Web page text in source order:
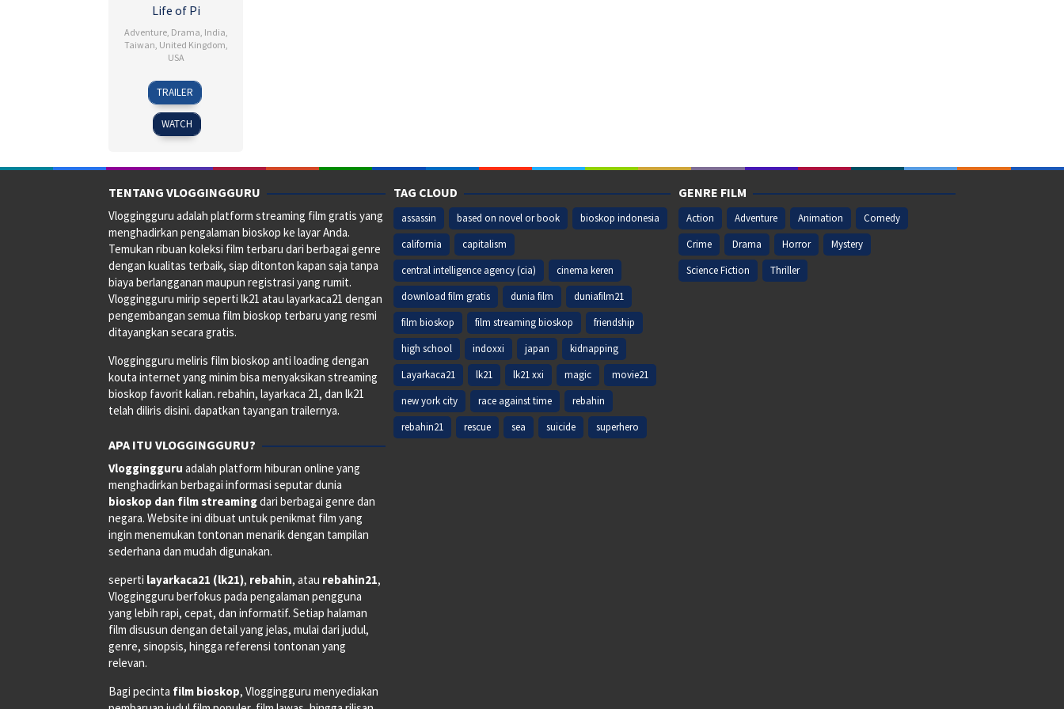
Life of Pi
Adventure, Drama, India,
Taiwan, United Kingdom,
USA
20
Nov
2012
Ang
Lee
TRAILER
WATCH
TENTANG VLOGGINGGURU
Vloggingguru adalah platform streaming film gratis yang
menghadirkan pengalaman bioskop ke layar Anda.
Temukan ribuan koleksi film terbaru dari berbagai genre
dengan kualitas terbaik, siap ditonton kapan saja tanpa
biaya berlangganan maupun registrasi yang rumit.
Vloggingguru mirip seperti lk21 atau layarkaca21 dengan
pengembangan semua film bioskop terbaru yang resmi
ditayangkan secara gratis.
Vloggingguru meliris film bioskop anti loading dengan
kouta internet yang minim bisa menyaksikan streaming
bioskop favorit kalian. rebahin, layarkaca 21, dan lk21
telah diliris disini. dapatkan tayangan trailernya.
APA ITU VLOGGINGGURU?
Vloggingguru adalah platform hiburan online yang
menghadirkan berbagai informasi seputar dunia
bioskop dan film streamingdari berbagai genre dan
negara. Website ini dibuat untuk penikmat film yang
ingin menemukan tontonan menarik dengan tampilan
sederhana dan mudah digunakan.
seperti layarkaca21 (lk21), rebahin, atau rebahin21,
Vloggingguru berfokus pada pengalaman pengguna
yang lebih rapi, cepat, dan informatif. Setiap halaman
film disusun dengan detail yang jelas, mulai dari judul,
genre, sinopsis, hingga referensi tontonan yang
relevan.
Bagi pecinta film bioskop, Vloggingguru menyediakan
TAG CLOUD
assassin based on novel or book
bioskop indonesia
california
capitalism
central intelligence agency (cia)
cinema keren
download film gratis
dunia film
duniafilm21
film bioskop
film streaming bioskop
friendship
high school
indoxxi japan
kidnapping
Layarkaca21
lk21 lk21 xxi magic
movie21
new york city
race against time
rebahin
rebahin21
rescue sea suicide superhero
GENRE FILM
Action Adventure Animation
Comedy
Crime
Drama Horror
Mystery
Science Fiction
Thriller